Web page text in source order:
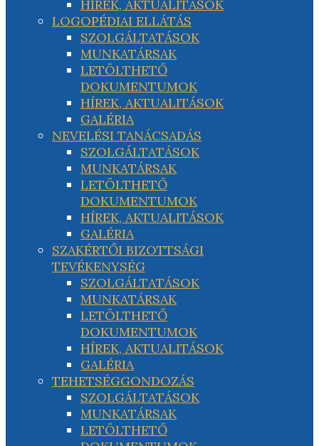
HÍREK, AKTUALITÁSOK
LOGOPÉDIAI ELLÁTÁS
SZOLGÁLTATÁSOK
MUNKATÁRSAK
LETÖLTHETŐ
DOKUMENTUMOK
HÍREK, AKTUALITÁSOK
GALÉRIA
NEVELÉSI TANÁCSADÁS
SZOLGÁLTATÁSOK
MUNKATÁRSAK
LETÖLTHETŐ
DOKUMENTUMOK
HÍREK, AKTUALITÁSOK
GALÉRIA
SZAKÉRTŐI BIZOTTSÁGI
TEVÉKENYSÉG
SZOLGÁLTATÁSOK
MUNKATÁRSAK
LETÖLTHETŐ
DOKUMENTUMOK
HÍREK, AKTUALITÁSOK
GALÉRIA
TEHETSÉGGONDOZÁS
SZOLGÁLTATÁSOK
MUNKATÁRSAK
LETÖLTHETŐ